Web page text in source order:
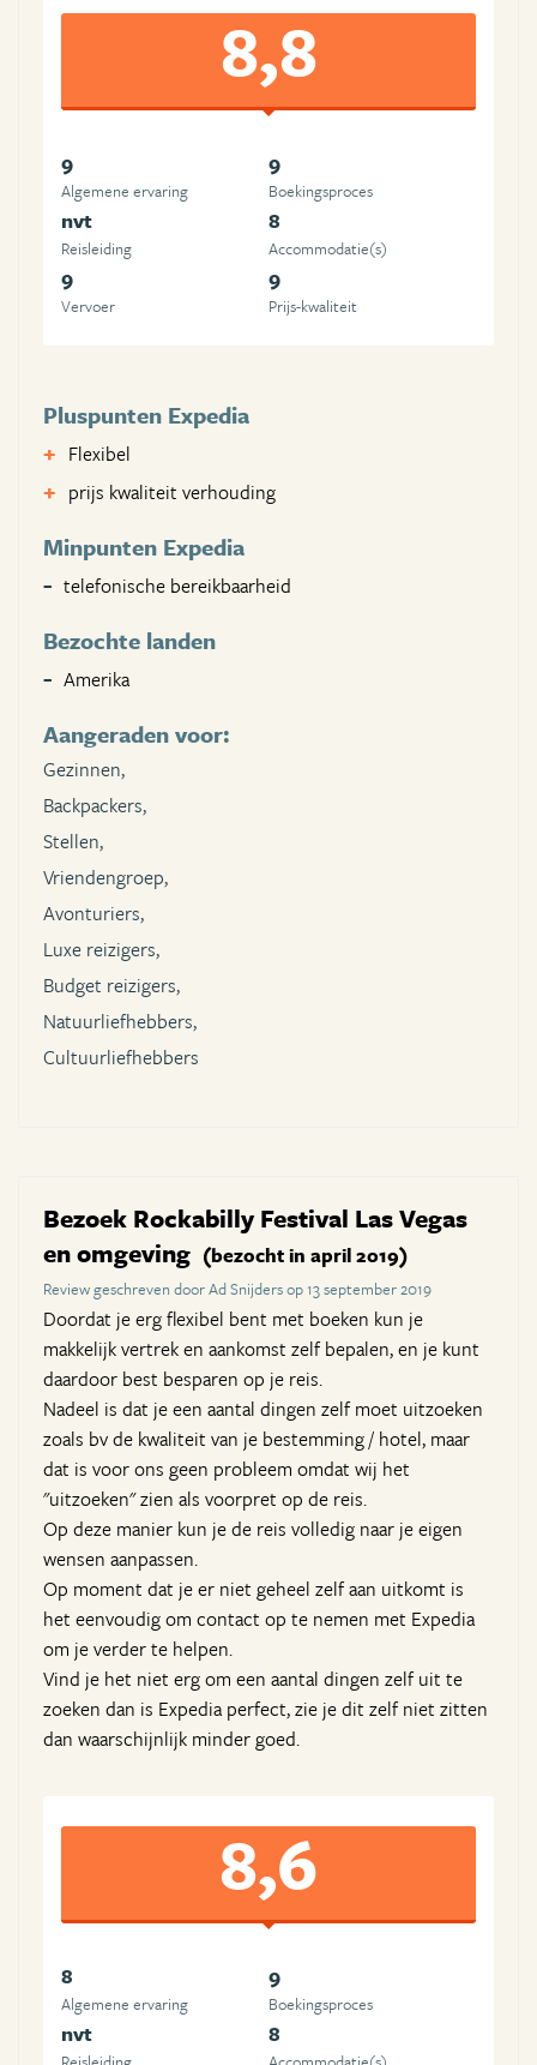
8,8
9
Algemene ervaring
9
Boekingsproces
nvt
Reisleiding
8
Accommodatie(s)
9
Vervoer
9
Prijs-kwaliteit
Pluspunten Expedia
Flexibel
prijs kwaliteit verhouding
Minpunten Expedia
telefonische bereikbaarheid
Bezochte landen
Amerika
Aangeraden voor:
Gezinnen,
Backpackers,
Stellen,
Vriendengroep,
Avonturiers,
Luxe reizigers,
Budget reizigers,
Natuurliefhebbers,
Cultuurliefhebbers
Bezoek Rockabilly Festival Las Vegas
en omgeving (bezocht in april 2019)
Review geschreven door Ad Snijders op 13 september 2019
Doordat je erg flexibel bent met boeken kun je
makkelijk vertrek en aankomst zelf bepalen, en je kunt
daardoor best besparen op je reis.
Nadeel is dat je een aantal dingen zelf moet uitzoeken
zoals bv de kwaliteit van je bestemming / hotel, maar
dat is voor ons geen probleem omdat wij het
"uitzoeken" zien als voorpret op de reis.
Op deze manier kun je de reis volledig naar je eigen
wensen aanpassen.
Op moment dat je er niet geheel zelf aan uitkomt is
het eenvoudig om contact op te nemen met Expedia
om je verder te helpen.
Vind je het niet erg om een aantal dingen zelf uit te
zoeken dan is Expedia perfect, zie je dit zelf niet zitten
dan waarschijnlijk minder goed.
8,6
8
Algemene ervaring
9
Boekingsproces
nvt 8